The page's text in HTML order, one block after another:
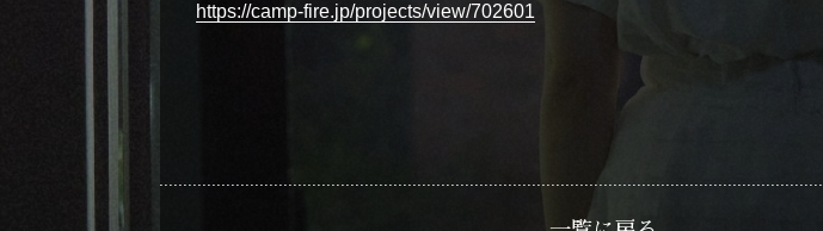
https://camp-fire.jp/projects/view/702601